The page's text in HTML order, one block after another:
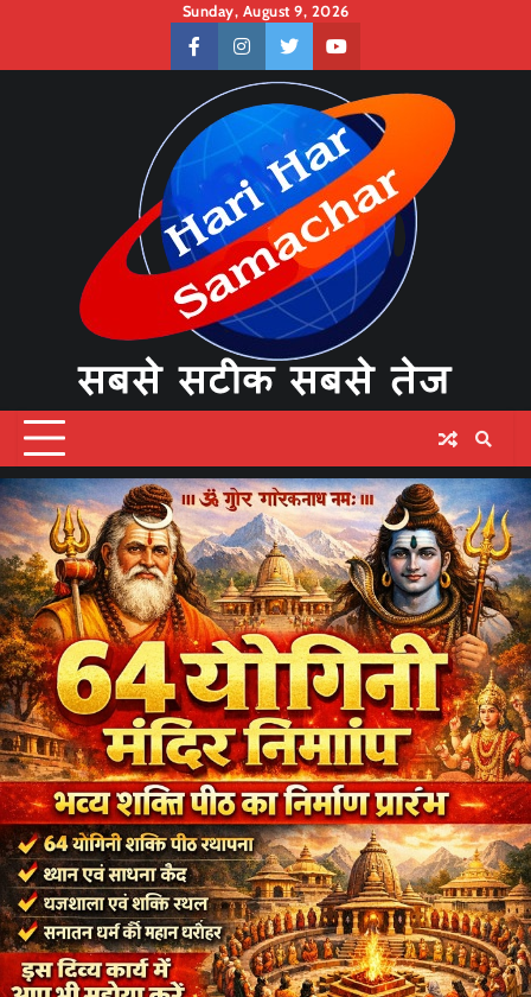
content
Sunday, August 9, 2026
facebookinstagramtwitteryoutube